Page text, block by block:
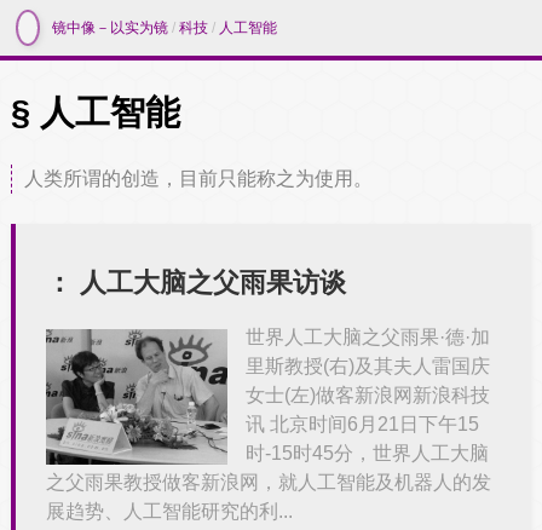
镜中像－以实为镜 /科技 / 人工智能
人工智能
人类所谓的创造，目前只能称之为使用。
： 人工大脑之父雨果访谈
世界人工大脑之父雨果·德·加
里斯教授(右)及其夫人雷国庆
女士(左)做客新浪网新浪科技
讯 北京时间6月21日下午15
时-15时45分，世界人工大脑
之父雨果教授做客新浪网，就人工智能及机器人的发
展趋势、人工智能研究的利...